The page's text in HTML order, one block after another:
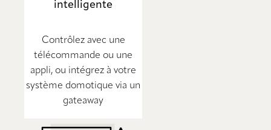
intelligente
Contrôlez avec une
télécommande ou une
appli, ou intégrez à votre
système domotique via un
gateaway